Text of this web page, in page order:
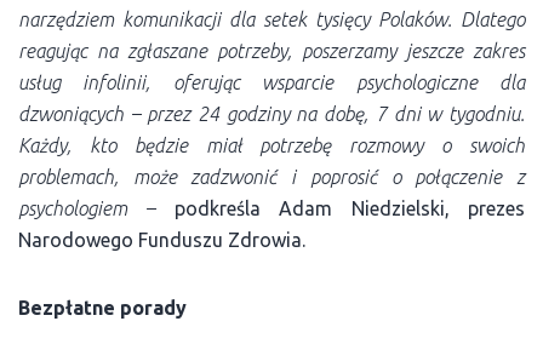
narzędziem komunikacji dla setek tysięcy Polaków. Dlatego
reagując na zgłaszane potrzeby, poszerzamy jeszcze zakres
usług infolinii, oferując wsparcie psychologiczne dla
dzwoniących – przez 24 godziny na dobę, 7 dni w tygodniu.
Każdy, kto będzie miał potrzebę rozmowy o swoich
problemach, może zadzwonić i poprosić o połączenie z
psychologiem –podkreśla Adam Niedzielski, prezes
Narodowego Funduszu Zdrowia.
Bezpłatne porady